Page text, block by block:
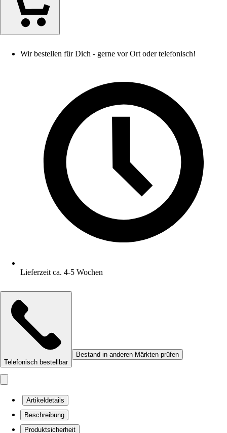
Wir bestellen für Dich - gerne vor Ort oder telefonisch!
Lieferzeit ca. 4-5 Wochen
Telefonisch bestellbar
Bestand in anderen Märkten prüfen
Artikeldetails
Beschreibung
Produktsicherheit